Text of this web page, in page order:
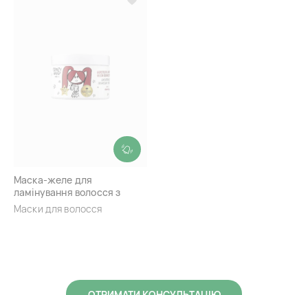
Маска-желе для
ламінування волосся з
середньою пористістю з
ароматом вишні HISKIN
Маски для волосся